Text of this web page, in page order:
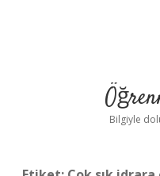
Bilgiyle